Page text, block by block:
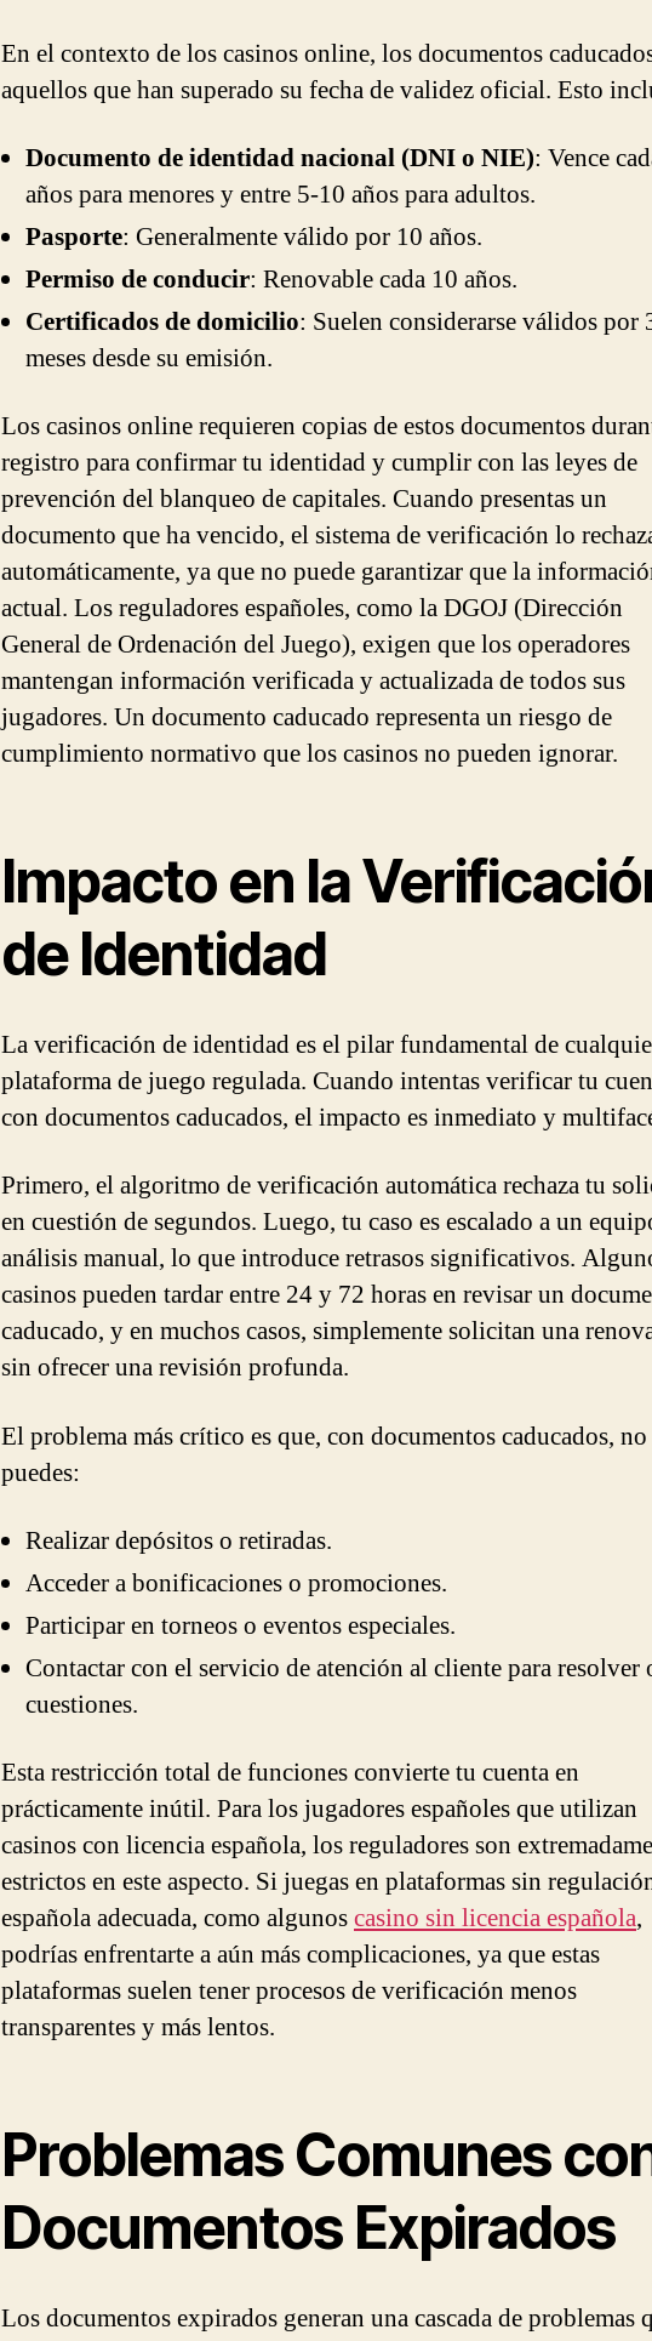
En el contexto de los casinos online, los documentos
aquellos que han superado su fecha de validez oficial. Esto
Documento de identidad nacional (DNI o NIE): Vence
años para menores y entre 5-10 años para adultos.
Pasporte: Generalmente válido por 10 años.
Permiso de conducir: Renovable cada 10 años.
Certificados de domicilio: Suelen considerarse válidos por
meses desde su emisión.
Los casinos online requieren copias de estos documentos
registro para confirmar tu identidad y cumplir con las leyes de
prevención del blanqueo de capitales. Cuando presentas un
documento que ha vencido, el sistema de verificación lo
automáticamente, ya que no puede garantizar que la
actual. Los reguladores españoles, como la DGOJ (Dirección
General de Ordenación del Juego), exigen que los operadores
mantengan información verificada y actualizada de todos sus
jugadores. Un documento caducado representa un riesgo de
cumplimiento normativo que los casinos no pueden ignorar.
Impacto en la
de Identidad
La verificación de identidad es el pilar fundamental de
plataforma de juego regulada. Cuando intentas verificar tu
con documentos caducados, el impacto es inmediato y
Primero, el algoritmo de verificación automática rechaza tu
en cuestión de segundos. Luego, tu caso es escalado a un
análisis manual, lo que introduce retrasos significativos.
casinos pueden tardar entre 24 y 72 horas en revisar un
caducado, y en muchos casos, simplemente solicitan una
sin ofrecer una revisión profunda.
El problema más crítico es que, con documentos caducados, no
puedes:
Realizar depósitos o retiradas.
Acceder a bonificaciones o promociones.
Participar en torneos o eventos especiales.
Contactar con el servicio de atención al cliente para resolver
cuestiones.
Esta restricción total de funciones convierte tu cuenta en
prácticamente inútil. Para los jugadores españoles que utilizan
casinos con licencia española, los reguladores son
estrictos en este aspecto. Si juegas en plataformas sin
española adecuada, como algunoscasino sin licencia española,
podrías enfrentarte a aún más complicaciones, ya que estas
plataformas suelen tener procesos de verificación menos
transparentes y más lentos.
Problemas Comunes
Documentos Expirados
Los documentos expirados generan una cascada de problemas